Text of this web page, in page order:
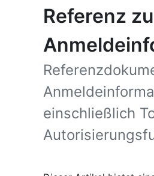
Referenz
einschließlich